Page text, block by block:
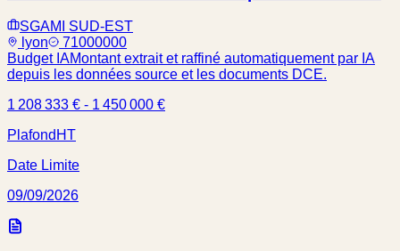
SGAMI SUD-EST
lyon
71000000
Budget IAMontant extrait et raffiné automatiquement par IA
depuis les données source et les documents DCE.
1 208 333 € - 1 450 000 €
Plafond HT
Date Limite
09/09/2026